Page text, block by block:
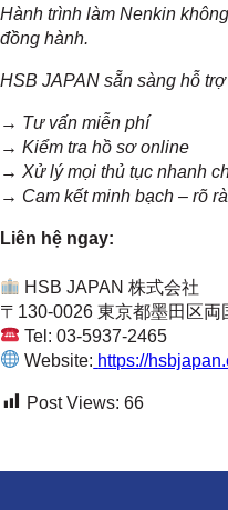
Hành trình làm Nenkin
đồng hành.
HSB JAPAN sẵn sàng hỗ
→ Tư vấn miễn phí
→ Kiểm tra hồ sơ online
→ Xử lý mọi thủ tục nhanh
→ Cam kết minh bạch – rõ
Liên hệ ngay:
HSB JAPAN 株式会社
〒130-0026 東京都墨田区両
Tel: 03-5937-2465
Website: https://
Post Views: 66